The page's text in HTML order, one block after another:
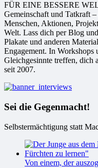
FÜR EINE BESSERE
Gemeinschaft und Tatkraft
Menschen, Aktionen,
Welt. Lass dich per Blog
Plakate und anderen
Engagement. In Workshops
Gleichgesinnte treffen, dich
seit 2007.
Sei die Gegenmacht!
Selbstermächtigung statt
Von einem, der